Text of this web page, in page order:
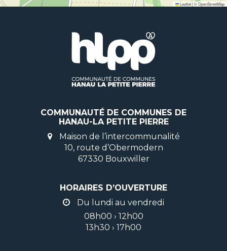
Leaflet|©OpenStreetMap
COMMUNAUTÉ DE COMMUNES DE
HANAU-LA PETITE PIERRE
Maison de l’intercommunalité
10, route d’Obermodern
67330 Bouxwiller
HORAIRES D’OUVERTURE
Du lundi au vendredi
08h00 › 12h00
13h30 › 17h00